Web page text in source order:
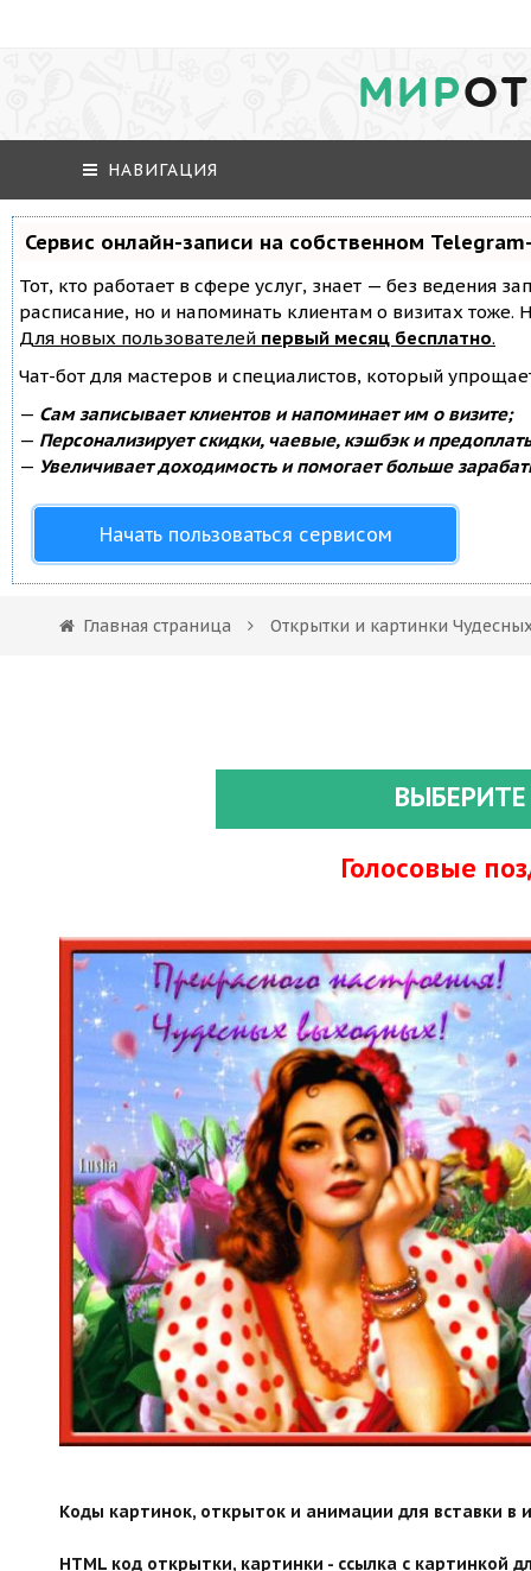
МИР
НАВИГАЦИЯ
Сервис онлайн-записи на собственном
Тот, кто работает в сфере услуг, знает — без ведения
расписание, но и напоминать клиентам о визитах
Для новых пользователей первый месяц бесплатно.
Чат-бот для мастеров и специалистов, который
— Сам записывает клиентов и напоминает им о визите;
— Персонализирует скидки, чаевые, кэшбэк и
— Увеличивает доходимость и помогает больше
Начать пользоваться сервисом
Главная страница Открытки и картинки
Голосовые
Коды картинок, открыток и анимации для вставки в
HTML код открытки, картинки - ссылка с картинкой